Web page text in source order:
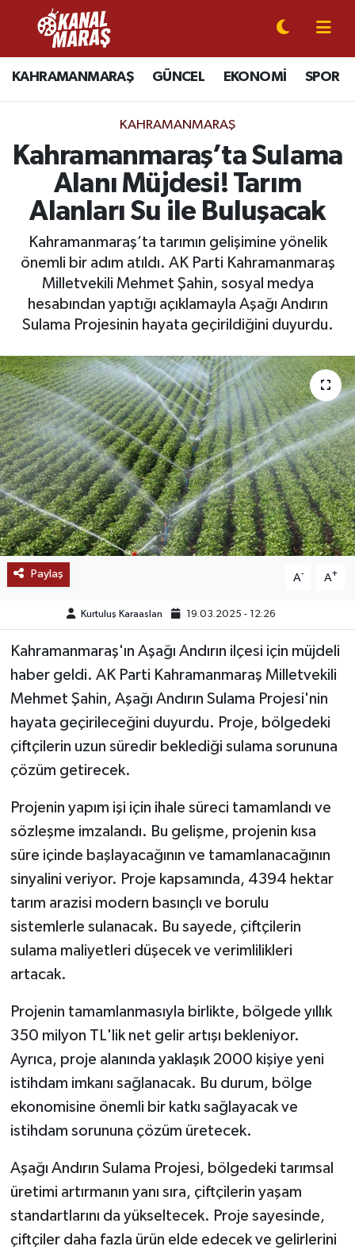
KAHRAMANMARAŞ GÜNCEL EKONOMİ SPOR
KAHRAMANMARAŞ
Kahramanmaraş’ta Sulama
Alanı Müjdesi! Tarım
Alanları Su ile Buluşacak
Kahramanmaraş’ta tarımın gelişimine yönelik
önemli bir adım atıldı. AK Parti Kahramanmaraş
Milletvekili Mehmet Şahin, sosyal medya
hesabından yaptığı açıklamayla Aşağı Andırın
Sulama Projesinin hayata geçirildiğini duyurdu.
Paylaş A- A+
Kurtuluş Karaaslan 19.03.2025 - 12:26
Kahramanmaraş'ın Aşağı Andırın ilçesi için müjdeli
haber geldi. AK Parti Kahramanmaraş Milletvekili
Mehmet Şahin, Aşağı Andırın Sulama Projesi'nin
hayata geçirileceğini duyurdu. Proje, bölgedeki
çiftçilerin uzun süredir beklediği sulama sorununa
çözüm getirecek.
Projenin yapım işi için ihale süreci tamamlandı ve
sözleşme imzalandı. Bu gelişme, projenin kısa
süre içinde başlayacağının ve tamamlanacağının
sinyalini veriyor. Proje kapsamında, 4394 hektar
tarım arazisi modern basınçlı ve borulu
sistemlerle sulanacak. Bu sayede, çiftçilerin
sulama maliyetleri düşecek ve verimlilikleri
artacak.
Projenin tamamlanmasıyla birlikte, bölgede yıllık
350 milyon TL'lik net gelir artışı bekleniyor.
Ayrıca, proje alanında yaklaşık 2000 kişiye yeni
istihdam imkanı sağlanacak. Bu durum, bölge
ekonomisine önemli bir katkı sağlayacak ve
istihdam sorununa çözüm üretecek.
Aşağı Andırın Sulama Projesi, bölgedeki tarımsal
üretimi artırmanın yanı sıra, çiftçilerin yaşam
standartlarını da yükseltecek. Proje sayesinde,
çiftçiler daha fazla ürün elde edecek ve gelirlerini
CANLI YAYIN
KAHRAMANMARAŞ
SPOR
SİYASET
EKONOMİ
GÜNDEM
SAĞLIK
EĞİTİM
BÖLGE
KEŞFET
POPÜLER
DÜNYA
TREND
MEDYA
OTOMOTİV
TEKNOLOJİ
KÜLTÜR SANAT
Kahramanmaraş Nöbetçi Eczaneler
Kahramanmaraş Hava Durumu
Kahramanmaraş Trafik Yoğunluk Haritası
Süper Lig Puan Durumu ve Fikstür
Tüm Manşetler
Son Dakika Haberleri